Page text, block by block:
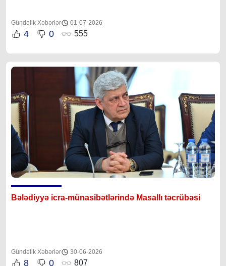
Gündəlik Xəbərlər 01-07-2026
4 0 555
Bələdiyyə icra-münasibətlərində Masallı təcrübəsi
Gündəlik Xəbərlər 30-06-2026
8 0 807